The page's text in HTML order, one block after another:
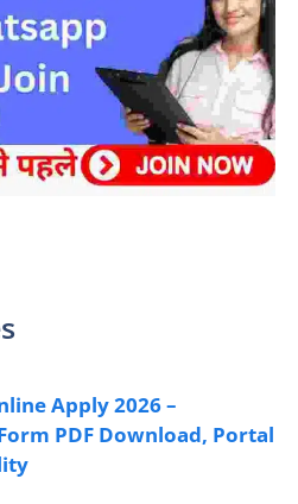
Apply 2026 –
PDF Download, Portal